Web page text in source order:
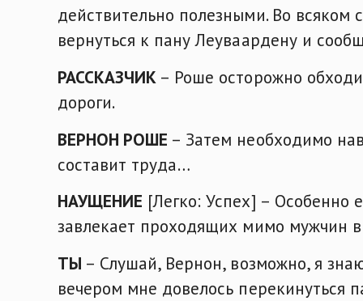
действительно полезными. Во всяком
вернуться к пану Леуваардену и
РАССКАЗЧИК – Роше осторожно
дороги.
ВЕРНОН РОШЕ – Затем необходимо
составит труда…
НАУЩЕНИЕ [Легко: Успех] – Особенно
завлекает проходящих мимо мужчин в
ТЫ – Слушай, Вернон, возможно, я
вечером мне довелось перекинуться